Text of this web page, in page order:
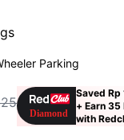
Parking
Saved Rp
+ Earn 35
with